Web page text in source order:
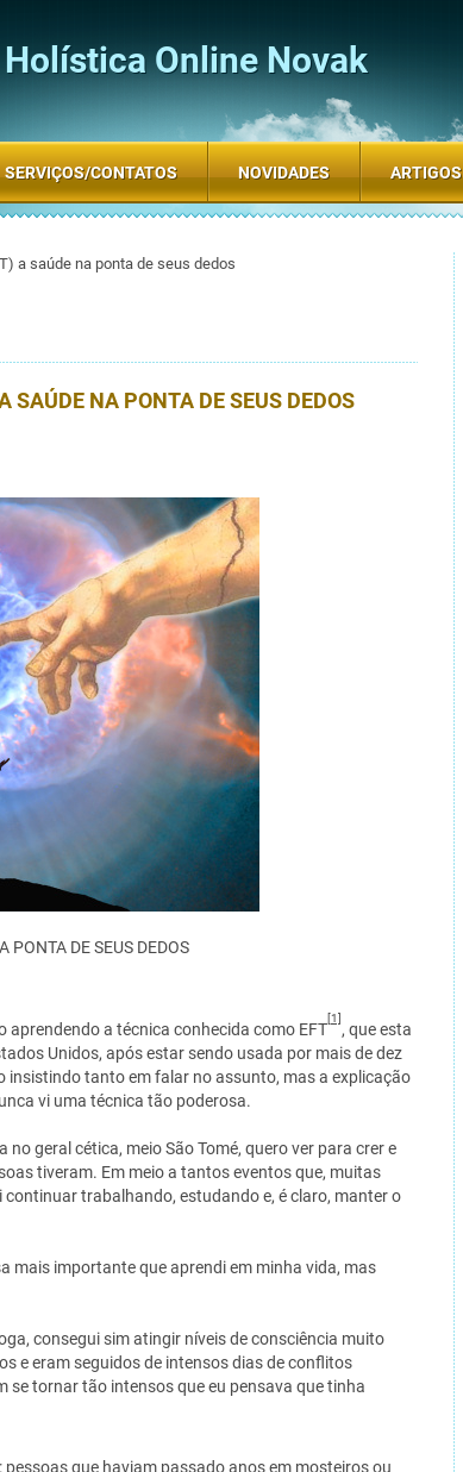
Online Novak
a saúde na ponta de seus dedos
NA PONTA DE SEUS DEDOS
PONTA DE SEUS DEDOS
a técnica conhecida como EFT
[1]
, que esta
Unidos, após estar sendo usada por mais de dez
insistindo tanto em falar no assunto, mas a explicação
vi uma técnica tão poderosa.
geral cética, meio São Tomé, quero ver para crer e
tiveram. Em meio a tantos eventos que, muitas
trabalhando, estudando e, é claro, manter o
mais importante que aprendi em minha vida, mas
consegui sim atingir níveis de consciência muito
e eram seguidos de intensos dias de conflitos
se tornar tão intensos que eu pensava que tinha
que haviam passado anos em mosteiros ou
SERVIÇOS/CONTATOS NOVIDADES ARTIGOS